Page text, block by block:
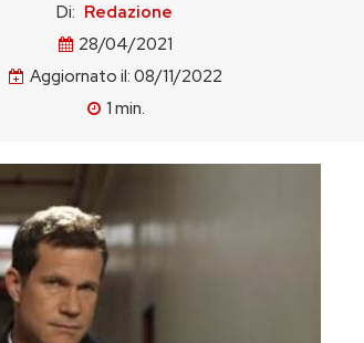
Di: Redazione
28/04/2021
Aggiornato il: 08/11/2022
1 min.